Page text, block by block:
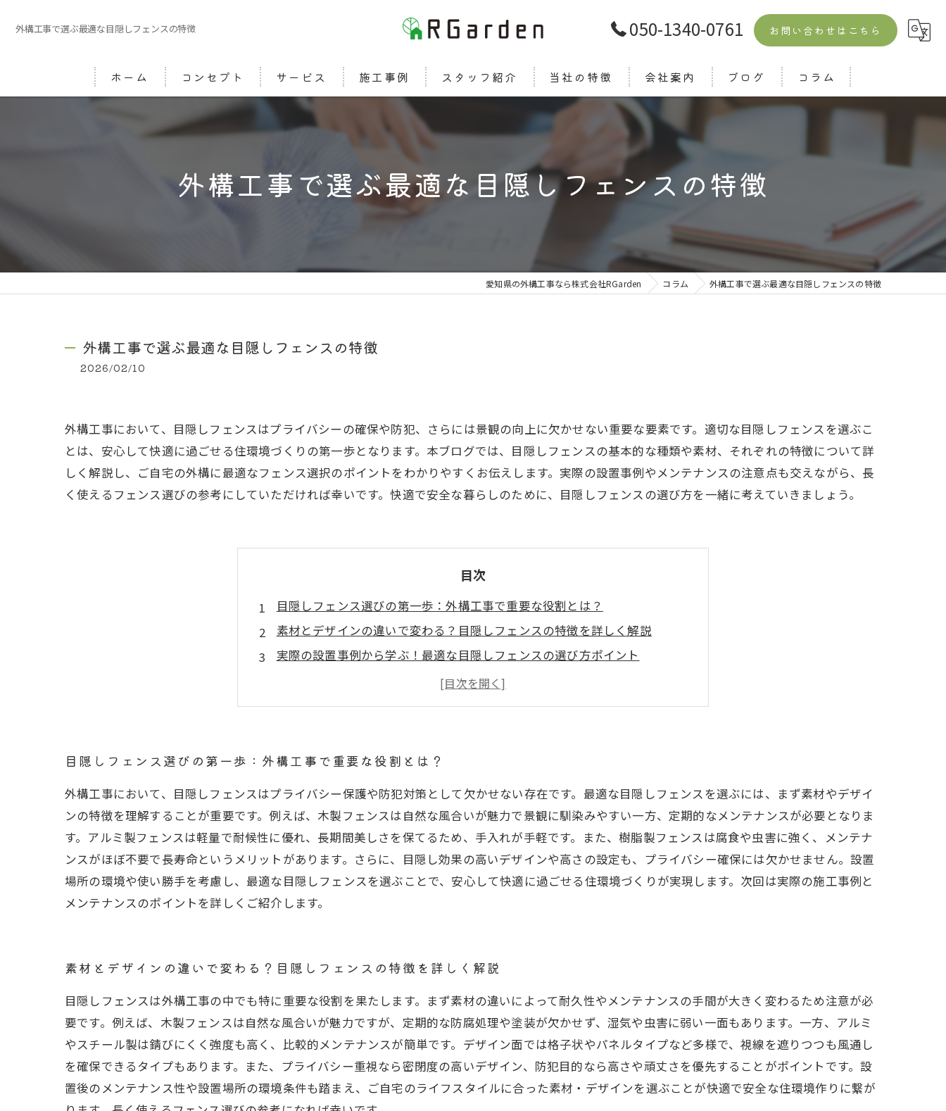
外構工事で選ぶ最適な目隠しフェンスの特徴 050-1340-0761 お問い合わせはこちら
ホーム コンセプト サービス 施工事例 スタッフ紹介 当社の特徴
エクステリア
会社案内
よくある質問
ブログ コラム
外構工事で選ぶ最適な目隠しフェンスの特徴
愛知県の外構工事なら株式会社RGarden コラム 外構工事で選ぶ最適な目隠しフェンスの特徴
外構工事で選ぶ最適な目隠しフェンスの特徴
2026/02/10
外構工事において、目隠しフェンスはプライバシーの確保や防犯、さらには景観の向上に欠かせない重要な要素です。適切な目隠しフェンスを選ぶこ
とは、安心して快適に過ごせる住環境づくりの第一歩となります。本ブログでは、目隠しフェンスの基本的な種類や素材、それぞれの特徴について詳
しく解説し、ご自宅の外構に最適なフェンス選択のポイントをわかりやすくお伝えします。実際の設置事例やメンテナンスの注意点も交えながら、長
く使えるフェンス選びの参考にしていただければ幸いです。快適で安全な暮らしのために、目隠しフェンスの選び方を一緒に考えていきましょう。
目次
目隠しフェンス選びの第一歩：外構工事で重要な役割とは？
素材とデザインの違いで変わる？目隠しフェンスの特徴を詳しく解説
実際の設置事例から学ぶ！最適な目隠しフェンスの選び方ポイント
長く安心して使うために知っておきたい目隠しフェンスのメンテナンス方法
快適で安全な暮らしへ：理想の目隠しフェンスで外構工事を成功させる
失敗しないフェンス選び：外構工事のプロが教えるポイントとは？
目隠しフェンス選びの第一歩：外構工事で重要な役割とは？
外構工事において、目隠しフェンスはプライバシー保護や防犯対策として欠かせない存在です。最適な目隠しフェンスを選ぶには、まず素材やデザイ
ンの特徴を理解することが重要です。例えば、木製フェンスは自然な風合いが魅力で景観に馴染みやすい一方、定期的なメンテナンスが必要となりま
す。アルミ製フェンスは軽量で耐候性に優れ、長期間美しさを保てるため、手入れが手軽です。また、樹脂製フェンスは腐食や虫害に強く、メンテナ
ンスがほぼ不要で長寿命というメリットがあります。さらに、目隠し効果の高いデザインや高さの設定も、プライバシー確保には欠かせません。設置
場所の環境や使い勝手を考慮し、最適な目隠しフェンスを選ぶことで、安心して快適に過ごせる住環境づくりが実現します。次回は実際の施工事例と
メンテナンスのポイントを詳しくご紹介します。
素材とデザインの違いで変わる？目隠しフェンスの特徴を詳しく解説
目隠しフェンスは外構工事の中でも特に重要な役割を果たします。まず素材の違いによって耐久性やメンテナンスの手間が大きく変わるため注意が必
要です。例えば、木製フェンスは自然な風合いが魅力ですが、定期的な防腐処理や塗装が欠かせず、湿気や虫害に弱い一面もあります。一方、アルミ
やスチール製は錆びにくく強度も高く、比較的メンテナンスが簡単です。デザイン面では格子状やパネルタイプなど多様で、視線を遮りつつも風通し
を確保できるタイプもあります。また、プライバシー重視なら密閉度の高いデザイン、防犯目的なら高さや頑丈さを優先することがポイントです。設
置後のメンテナンス性や設置場所の環境条件も踏まえ、ご自宅のライフスタイルに合った素材・デザインを選ぶことが快適で安全な住環境作りに繋が